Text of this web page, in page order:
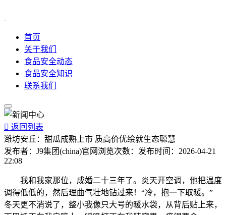
首页
关于我们
食品安全动态
食品安全知识
联系我们
 返回列表
潍坊安丘：甜瓜成熟上市 质高价优绘就生态聪慧
发布者： J9集团(china)官网 浏览次数： 发布时间： 2026-04-21
22:08
我和我家那位，成婚二十三年了。炎天开空调，他把温度
调得低低的，然后理曲气壮地钻过来！“冷，抱一下取暖。”
冬天更不消说了，整小我像只大号的暖水袋，从背后贴上来，